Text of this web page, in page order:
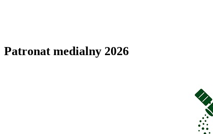
Patronat medialny 2026